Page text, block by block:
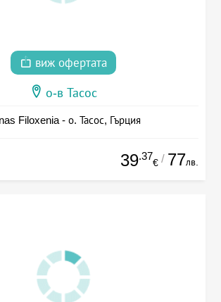
виж офертата
о-в Тасос
Filoxenia - о. Тасос, Гърция
39.37
€ / 77лв.